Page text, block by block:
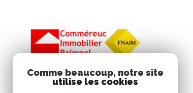
Comme beaucoup, notre site
utilise les cookies